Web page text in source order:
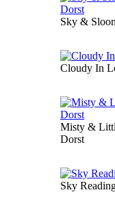
Sky &
Cloudy In
Misty &
Dorst
Sky